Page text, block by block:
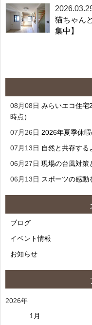
猫ちゃん
集中】
08月08日 みらいエコ住宅
時点）
07月26日 2026年夏季休
07月13日 自然と共存する
06月27日 現場の台風対策
06月13日 スポーツの感動
ブログ
イベント情報
お知らせ
2026年
1月